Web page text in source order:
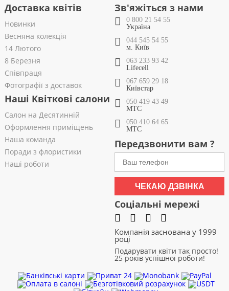
Доставка квітів
Новинки
Весняна колекція
14 Лютого
8 Березня
Співпраця
Фотографії з доставок
Наші Квіткові салони
Салон на Десятинній
Оформлення приміщень
Наша команда
Поради з флористики
Наші роботи
Зв'яжіться з нами
0 800 21 54 55
Україна
044 545 54 55
м. Київ
063 233 93 42
Lifecell
067 659 29 18
Київстар
050 419 43 49
МТС
050 410 64 65
МТС
Передзвонити вам ?
ЧЕКАЮ ДЗВІНКА
Соціальні мережі
Компанія заснована у 1999
році
Подарувати квіти так просто!
25 років успішної роботи!